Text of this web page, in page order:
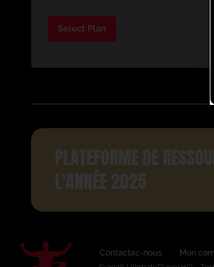
Select Plan
PLATEFORME DE
L'ANNÉE 2025
Contactez-nous Mon